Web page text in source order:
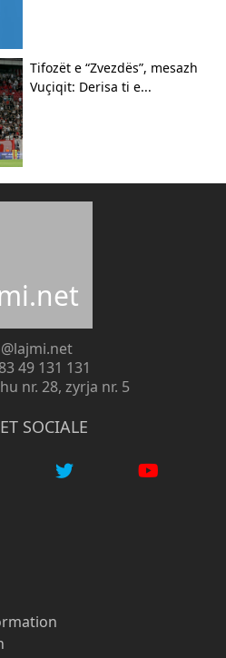
Tifozët e “Zvezdës”, mesazh
Vuçiqit: Derisa ti e...
49 131 131
nr. 28, zyrja nr. 5
SOCIALE